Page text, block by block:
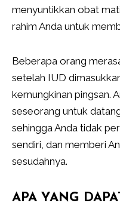
menyuntikkan obat
rahim Anda untuk
Beberapa orang
setelah IUD
kemungkinan pingsan.
seseorang untuk
sehingga Anda tidak
sendiri, dan memberi
sesudahnya.
APA YANG